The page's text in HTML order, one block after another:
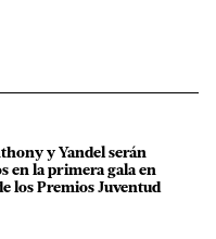
y Yandel serán
en la primera gala en
los Premios Juventud